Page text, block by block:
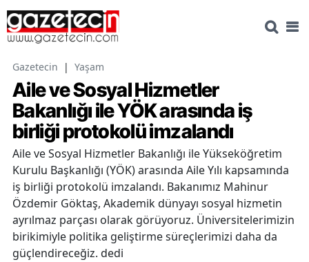
Gazetecin | Yaşam
Aile ve Sosyal Hizmetler
Bakanlığı ile YÖK arasında iş
birliği protokolü imzalandı
Aile ve Sosyal Hizmetler Bakanlığı ile Yükseköğretim
Kurulu Başkanlığı (YÖK) arasında Aile Yılı kapsamında
iş birliği protokolü imzalandı. Bakanımız Mahinur
Özdemir Göktaş, Akademik dünyayı sosyal hizmetin
ayrılmaz parçası olarak görüyoruz. Üniversitelerimizin
birikimiyle politika geliştirme süreçlerimizi daha da
güçlendireceğiz. dedi